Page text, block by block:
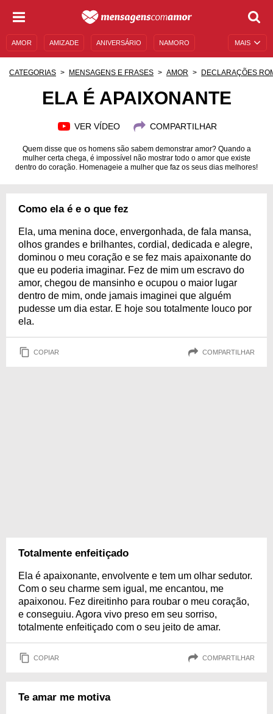
MAIS
AMOR AMIZADE ANIVERSÁRIO NAMORO
CATEGORIAS MENSAGENS E FRASES AMOR DECLARAÇÕES
ELA É APAIXONANTE
VER VÍDEO COMPARTILHAR
Quem disse que os homens são sabem demonstrar amor? Quando a
mulher certa chega, é impossível não mostrar todo o amor que existe
dentro do coração. Homenageie a mulher que faz os seus dias melhores!
Como ela é e o que fez
Ela, uma menina doce, envergonhada, de fala mansa,
olhos grandes e brilhantes, cordial, dedicada e alegre,
dominou o meu coração e se fez mais apaixonante do
que eu poderia imaginar. Fez de mim um escravo do
amor, chegou de mansinho e ocupou o maior lugar
dentro de mim, onde jamais imaginei que alguém
pudesse um dia estar. E hoje sou totalmente louco por
ela.
COPIAR COMPARTILHAR
Totalmente enfeitiçado
Ela é apaixonante, envolvente e tem um olhar sedutor.
Com o seu charme sem igual, me encantou, me
apaixonou. Fez direitinho para roubar o meu coração,
e conseguiu. Agora vivo preso em seu sorriso,
totalmente enfeitiçado com o seu jeito de amar.
COPIAR COMPARTILHAR
Te amar me motiva